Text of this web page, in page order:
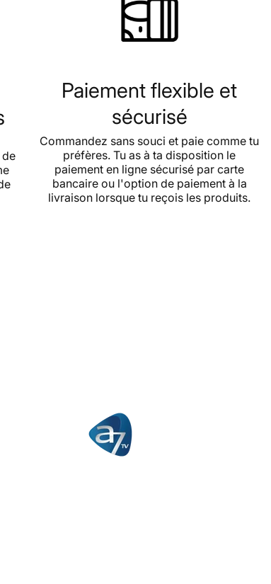
Paiement flexible et
sécurisé
Commandez sans souci et paie comme tu
préfères. Tu as à ta disposition le
paiement en ligne sécurisé par carte
bancaire ou l'option de paiement à la
livraison lorsque tu reçois les produits.